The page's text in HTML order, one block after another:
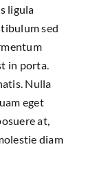
ligula
sed
in porta.
Nulla
eget
at,
diam